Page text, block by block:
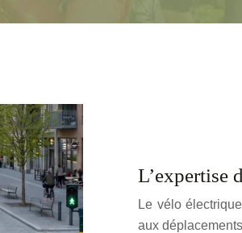
L’expertise
Le vélo
aux